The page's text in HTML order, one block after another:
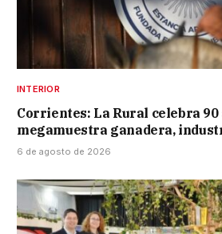
INTERIOR
Corrientes: La Rural celebra 90
megamuestra ganadera,
6 de agosto de 2026